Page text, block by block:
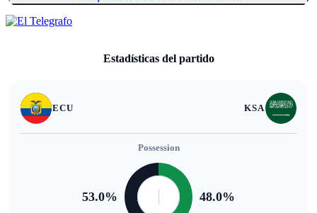
Estadísticas del partido
ECU KSA
Possession
53.0% 48.0%